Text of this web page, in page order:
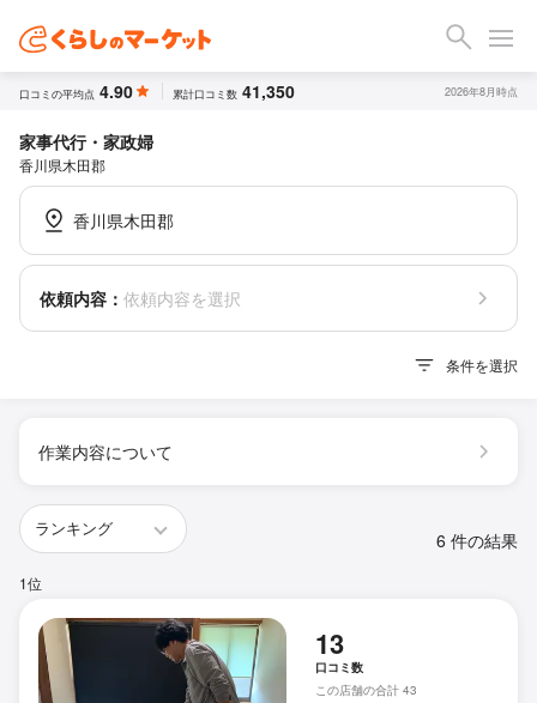
口コミの平均点 4.90 累計口コミ数 41,350 2026年8月時点
家事代行・家政婦
香川県木田郡
香川県木田郡
依頼内容： 依頼内容を選択
条件を選択
作業内容について
6 件の結果
1位
13
口コミ数
この店舗の合計 43